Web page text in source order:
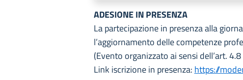
ADESIONE IN PRESENZA
La partecipazione in presenza alla
l’aggiornamento delle competenze
(Evento organizzato ai sensi dell’art.
Link iscrizione in presenza: https://